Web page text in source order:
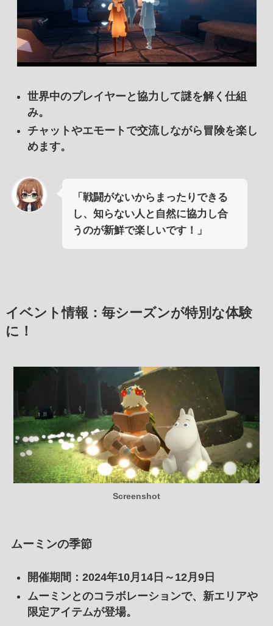
世界中のプレイヤーと協力して謎を解く仕組
み。
チャットやエモートで交流しながら冒険を楽し
めます。
「戦闘がないからまったりできる
し、知らない人と自然に協力し合
うのが新鮮で楽しいです！」
イベント情報：毎シーズンが特別な体験
に！
Screenshot
ムーミンの季節
開催期間：2024年10月14日～12月9日
ムーミンとのコラボレーションで、新エリアや
限定アイテムが登場。